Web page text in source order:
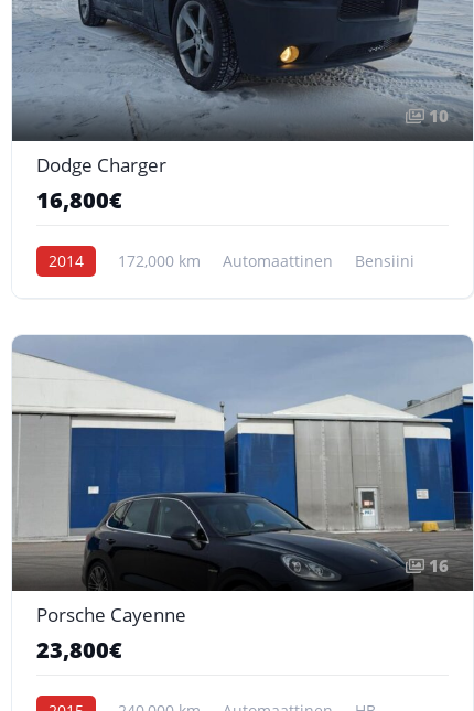
10
Dodge Charger
16,800€
2014 172,000 km Automaattinen Bensiini
16
Porsche Cayenne
23,800€